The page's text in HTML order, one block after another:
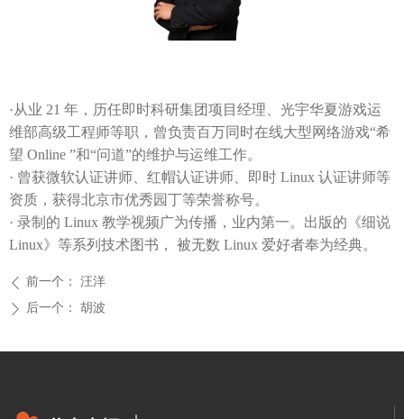
·从业 21 年，历任即时科研集团项目经理、光宇华夏游戏运
维部高级工程师等职，曾负责百万同时在线大型网络游戏“希
望 Online ”和“问道”的维护与运维工作。
· 曾获微软认证讲师、红帽认证讲师、即时 Linux 认证讲师等
资质，获得北京市优秀园丁等荣誉称号。
· 录制的 Linux 教学视频广为传播，业内第一。出版的《细说
Linux》等系列技术图书， 被无数 Linux 爱好者奉为经典。
ꄴ 前一个： 汪洋
ꄲ 后一个： 胡波